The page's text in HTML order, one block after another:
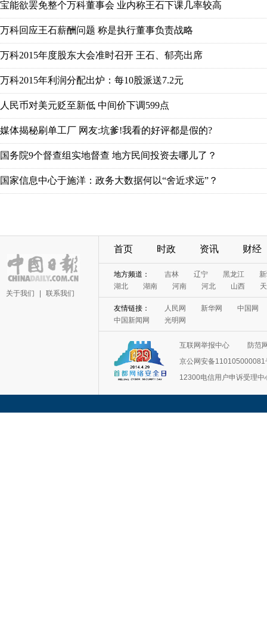
宝能欲罢免整个万科董事会 业内称王石下课几率较高
万科回应王石薪酬问题 称是执行董事负责战略
万科2015年度股东大会准时召开 王石、郁亮出席
万科2015年利润分配出炉：每10股派送7.2元
人民币对美元贬至新低 中间价下调599点
媒体揭秘刷单工厂 网友:坑爹!我看的好评都是假的?
国务院9个督查组实地督查 地方民间投资去哪儿了？
国家信息中心于施洋：政务大数据何以“舍近求远”？
关于我们 联系我们
首页 时政 资讯 财经
地方频道： 吉林 辽宁 黑龙江
湖北
湖南 河南 河北 山西
友情链接： 人民网 新华网
中国网
中国新闻网
光明网
互联网举报中心
防范
京公网安备110105000081
12300电信用户申诉受理中